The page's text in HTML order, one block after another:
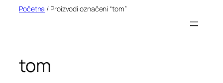
Početna / Proizvodi označeni “tom”
tom